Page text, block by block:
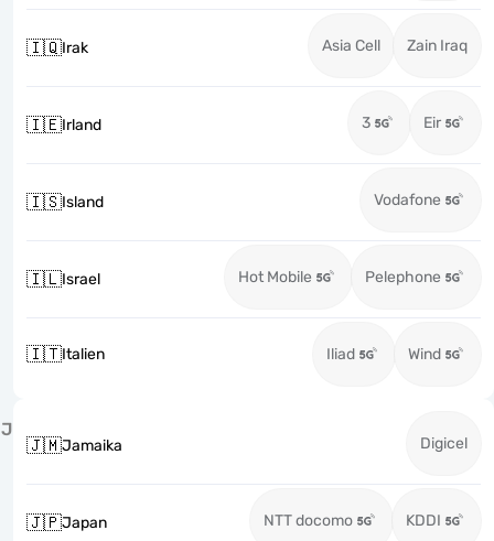
🇮🇶Irak Asia Cell Zain Iraq
🇮🇪Irland 3 Eir
🇮🇸Island Vodafone
🇮🇱Israel Hot Mobile Pelephone
🇮🇹Italien Iliad Wind
J
🇯🇲Jamaika Digicel
🇯🇵Japan NTT docomo KDDI